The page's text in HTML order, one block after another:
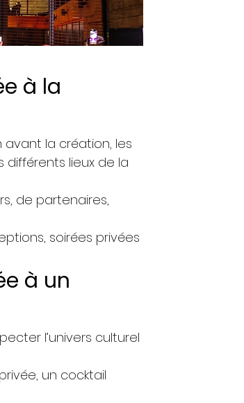
à la
avant la création, les
différents lieux de la
de partenaires,
soirées privées
à un
l’univers culturel
un cocktail